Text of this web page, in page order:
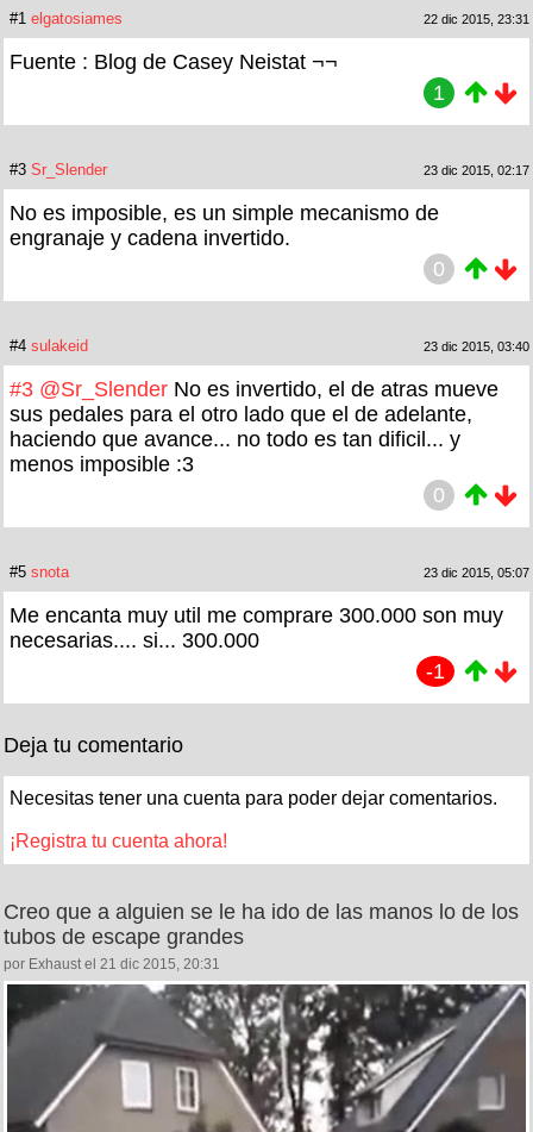
#1 elgatosiames 22 dic 2015, 23:31
Fuente : Blog de Casey Neistat ¬¬
1
#3 Sr_Slender 23 dic 2015, 02:17
No es imposible, es un simple mecanismo de
engranaje y cadena invertido.
0
#4 sulakeid 23 dic 2015, 03:40
#3 @Sr_Slender No es invertido, el de atras mueve
sus pedales para el otro lado que el de adelante,
haciendo que avance... no todo es tan dificil... y
menos imposible :3
0
#5 snota 23 dic 2015, 05:07
Me encanta muy util me comprare 300.000 son muy
necesarias.... si... 300.000
-1
Deja tu comentario
Necesitas tener una cuenta para poder dejar comentarios.
¡Registra tu cuenta ahora!
Creo que a alguien se le ha ido de las manos lo de los
tubos de escape grandes
por Exhaust el 21 dic 2015, 20:31